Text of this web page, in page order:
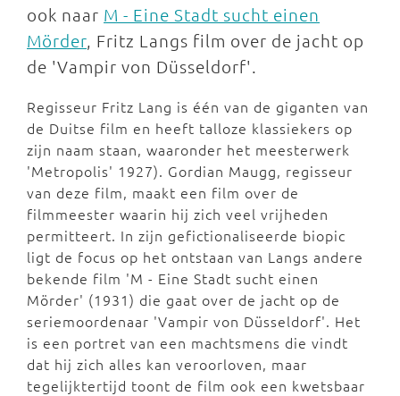
ook naar M - Eine Stadt sucht einen
Mörder, Fritz Langs film over de jacht op
de 'Vampir von Düsseldorf'.
Regisseur Fritz Lang is één van de giganten van
de Duitse film en heeft talloze klassiekers op
zijn naam staan, waaronder het meesterwerk
'Metropolis' 1927). Gordian Maugg, regisseur
van deze film, maakt een film over de
filmmeester waarin hij zich veel vrijheden
permitteert. In zijn gefictionaliseerde biopic
ligt de focus op het ontstaan van Langs andere
bekende film 'M - Eine Stadt sucht einen
Mörder' (1931) die gaat over de jacht op de
seriemoordenaar 'Vampir von Düsseldorf'. Het
is een portret van een machtsmens die vindt
dat hij zich alles kan veroorloven, maar
tegelijktertijd toont de film ook een kwetsbaar